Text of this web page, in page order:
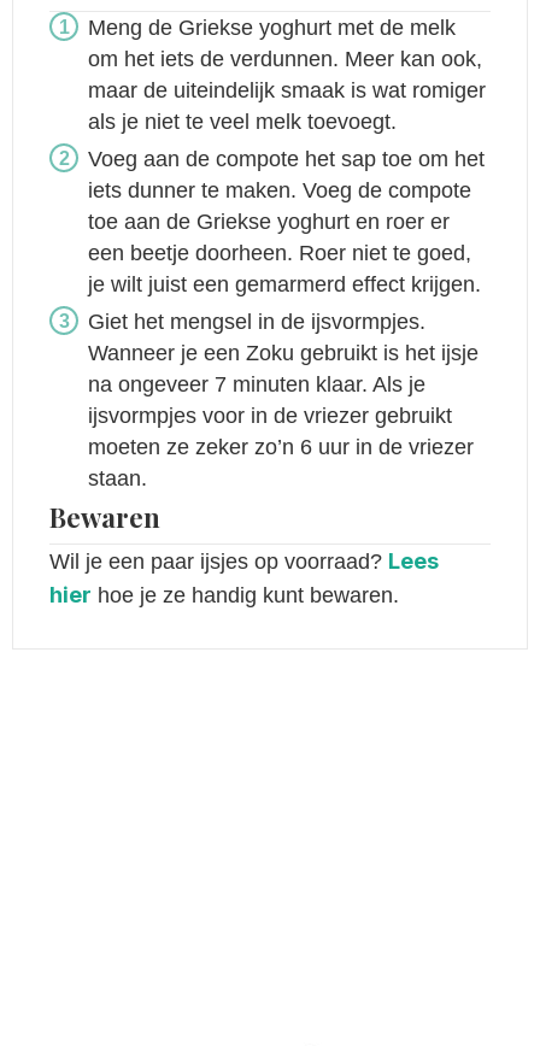
Meng de Griekse yoghurt met de melk
om het iets de verdunnen. Meer kan ook,
maar de uiteindelijk smaak is wat romiger
als je niet te veel melk toevoegt.
Voeg aan de compote het sap toe om het
iets dunner te maken. Voeg de compote
toe aan de Griekse yoghurt en roer er
een beetje doorheen. Roer niet te goed,
je wilt juist een gemarmerd effect krijgen.
Giet het mengsel in de ijsvormpjes.
Wanneer je een Zoku gebruikt is het ijsje
na ongeveer 7 minuten klaar. Als je
ijsvormpjes voor in de vriezer gebruikt
moeten ze zeker zo’n 6 uur in de vriezer
staan.
Bewaren
Wil je een paar ijsjes op voorraad? Lees
hier hoe je ze handig kunt bewaren.